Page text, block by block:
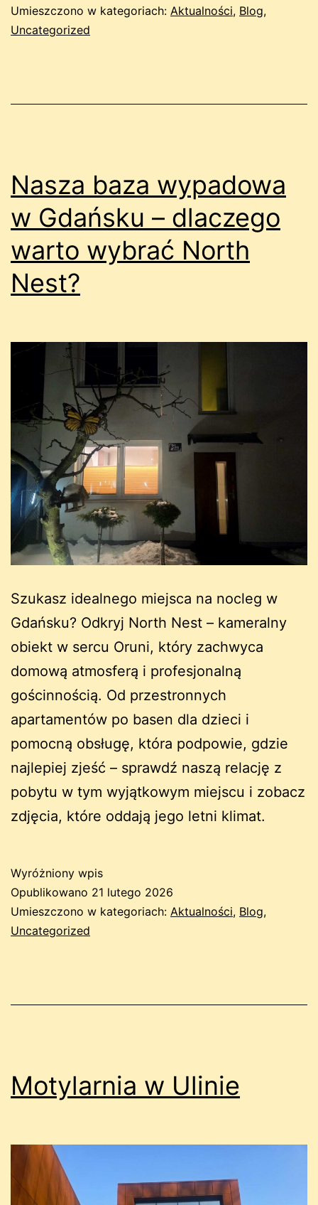
Umieszczono w kategoriach: Aktualności, Blog,
Uncategorized
Nasza baza wypadowa
w Gdańsku – dlaczego
warto wybrać North
Nest?
Szukasz idealnego miejsca na nocleg w
Gdańsku? Odkryj North Nest – kameralny
obiekt w sercu Oruni, który zachwyca
domową atmosferą i profesjonalną
gościnnością. Od przestronnych
apartamentów po basen dla dzieci i
pomocną obsługę, która podpowie, gdzie
najlepiej zjeść – sprawdź naszą relację z
pobytu w tym wyjątkowym miejscu i zobacz
zdjęcia, które oddają jego letni klimat.
Wyróżniony wpis
Opublikowano 21 lutego 2026
Umieszczono w kategoriach: Aktualności, Blog,
Uncategorized
Motylarnia w Ulinie